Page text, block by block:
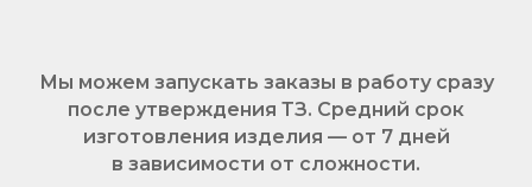
Мы можем запускать заказы в работу сразу
после утверждения ТЗ. Средний срок
изготовления изделия — от 7 дней
в зависимости от сложности.